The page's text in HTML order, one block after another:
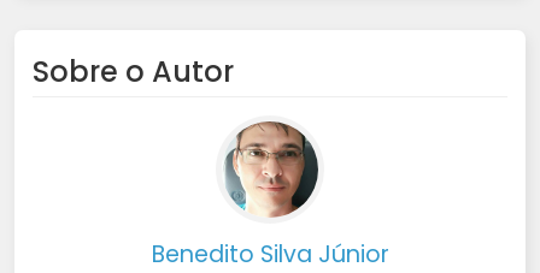
Sobre o Autor
Benedito Silva Júnior